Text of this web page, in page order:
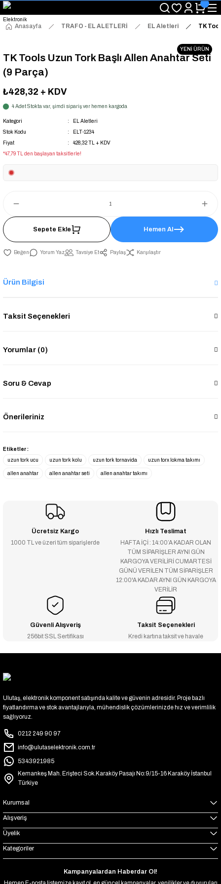
"Saat 14:00'a Kadar Verilen Siparişlerde Aynı Gün Kargo Avantajı!
"Binlerce Ürün Çeşitliliği ile Stoktan Hemen Teslim."
"Toptan Fiyatına Perakende Satış Avantajını Kaçırmayın!"
Anasayfa TRAFO - EL ALETLERİ EL Aletleri TK
YENİ ÜRÜN
TK Tools Uzun Tork Başlı Allen Anahtar Seti
(9 Parça)
₺428,32 + KDV
4 Adet Stokta var, şimdi sipariş ver hemen kargoda
Kategori
EL Aletleri
Stok Kodu
ELT-1234
Fiyat
428,32 TL + KDV
*47,79 TL den başlayan taksitlerle!
Sepete Ekle Hemen Al
Yorum Yaz Tavsiye Et Paylaş Karşılaştır
Ürün Bilgisi
Taksit Seçenekleri
Yorumlar (0)
Soru & Cevap
Önerileriniz
Etiketler :
uzun tork ucu
uzun tork kolu uzun tork tornavida uzun torx lokma takımı
allen anahtar allen anahtar seti allen anahtar takımı
Ücretsiz Kargo
1000 TL ve üzeri tüm siparişlerde
Hızlı Teslimat
HAFTA İÇİ : 14:00’A KADAR OLAN
TÜM SİPARİŞLER AYNI GÜN
KARGOYA VERİLİRİ CUMARTESİ
GÜNÜ VERİLEN TÜM SİPARİŞLER
12:00'A KADAR AYNI GÜN KARGOYA
VERİLİR
Güvenli Alışveriş
256bit SSL Sertifikası
Taksit Seçenekleri
Kredi kartına taksit ve havale
Ulutaş, elektronik komponent satışında kalite ve güvenin adresidir. Proje bazlı
fiyatlandırma ve stok avantajlarıyla, mühendislik çözümlerinizde hız ve verimlilik
sağlıyoruz.
0212 249 90 97
info@ulutaselektronik.com.tr
5343921985
Kemankeş Mah. Erişteci Sok.Karaköy Pasajı No:9/15-16 Karaköy İstanbul
Türkiye
Kurumsal
Alışveriş
Üyelik
Kategoriler
Kampanyalardan Haberdar Ol!